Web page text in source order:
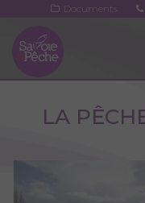
contenu
principal
Documents
LA